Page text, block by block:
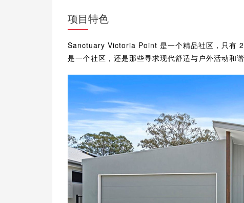
项目特色
Sanctuary Victoria Point 是一个精品社区，只有
是一个社区，还是那些寻求现代舒适与户外活动和